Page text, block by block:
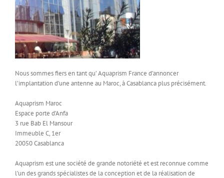
Nous sommes fiers en tant qu’ Aquaprism France d’annoncer
l’implantation d’une antenne au Maroc,à Casablanca plus précisément.
Aquaprism Maroc
Espace porte d’Anfa
3 rue Bab El Mansour
Immeuble C, 1er
20050 Casablanca
Aquaprism est une société de grande notoriété et est reconnue comme
l’un des grands spécialistes de la conception et de la réalisation de